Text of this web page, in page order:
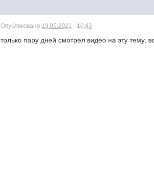
Опубликовано 19.05.2021 - 10:43
только пару дней смотрел видео на эту тему,